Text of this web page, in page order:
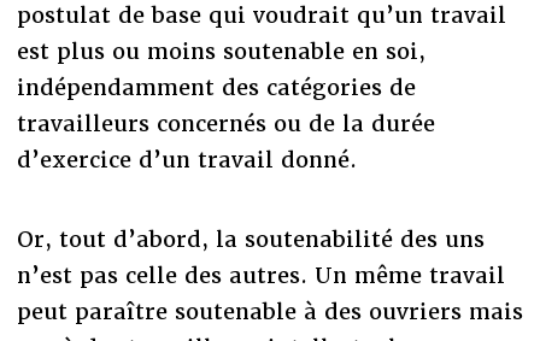
postulat de base qui voudrait qu’un travail
est plus ou moins soutenable en soi,
indépendamment des catégories de
travailleurs concernés ou de la durée
d’exercice d’un travail donné.
Or, tout d’abord, la soutenabilité des uns
n’est pas celle des autres. Un même travail
peut paraître soutenable à des ouvriers mais